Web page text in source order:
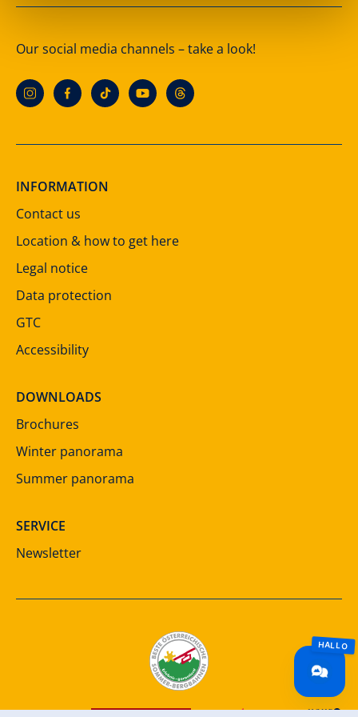
Our social media channels – take a look!
INFORMATION
Contact us
Location & how to get here
Legal notice
Data protection
GTC
Accessibility
DOWNLOADS
Brochures
Winter panorama
Summer panorama
SERVICE
Newsletter